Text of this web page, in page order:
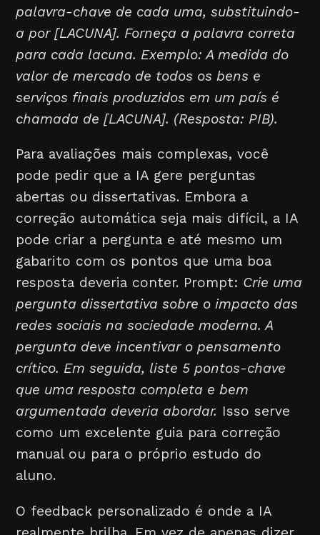
palavra-chave de cada uma, substituindo-
a por [LACUNA]. Forneça a palavra correta
para cada lacuna. Exemplo: A medida do
valor de mercado de todos os bens e
serviços finais produzidos em um país é
chamada de [LACUNA]. (Resposta: PIB).
Para avaliações mais complexas, você
pode pedir que a IA gere perguntas
abertas ou dissertativas. Embora a
correção automática seja mais difícil, a IA
pode criar a pergunta e até mesmo um
gabarito com os pontos que uma boa
resposta deveria conter. Prompt: Crie uma
pergunta dissertativa sobre o impacto das
redes sociais na sociedade moderna. A
pergunta deve incentivar o pensamento
crítico. Em seguida, liste 5 pontos-chave
que uma resposta completa e bem
argumentada deveria abordar. Isso serve
como um excelente guia para correção
manual ou para o próprio estudo do
aluno.
O feedback personalizado é onde a IA